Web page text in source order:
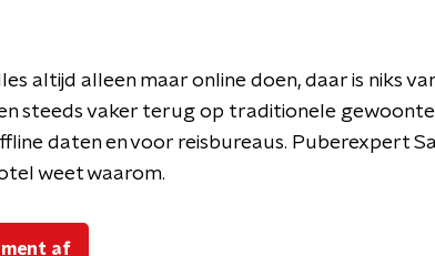
altijd alleen maar online doen, daar is niks
steeds vaker terug op traditionele
daten en voor reisbureaus. Puberexpert
weet waarom.
af